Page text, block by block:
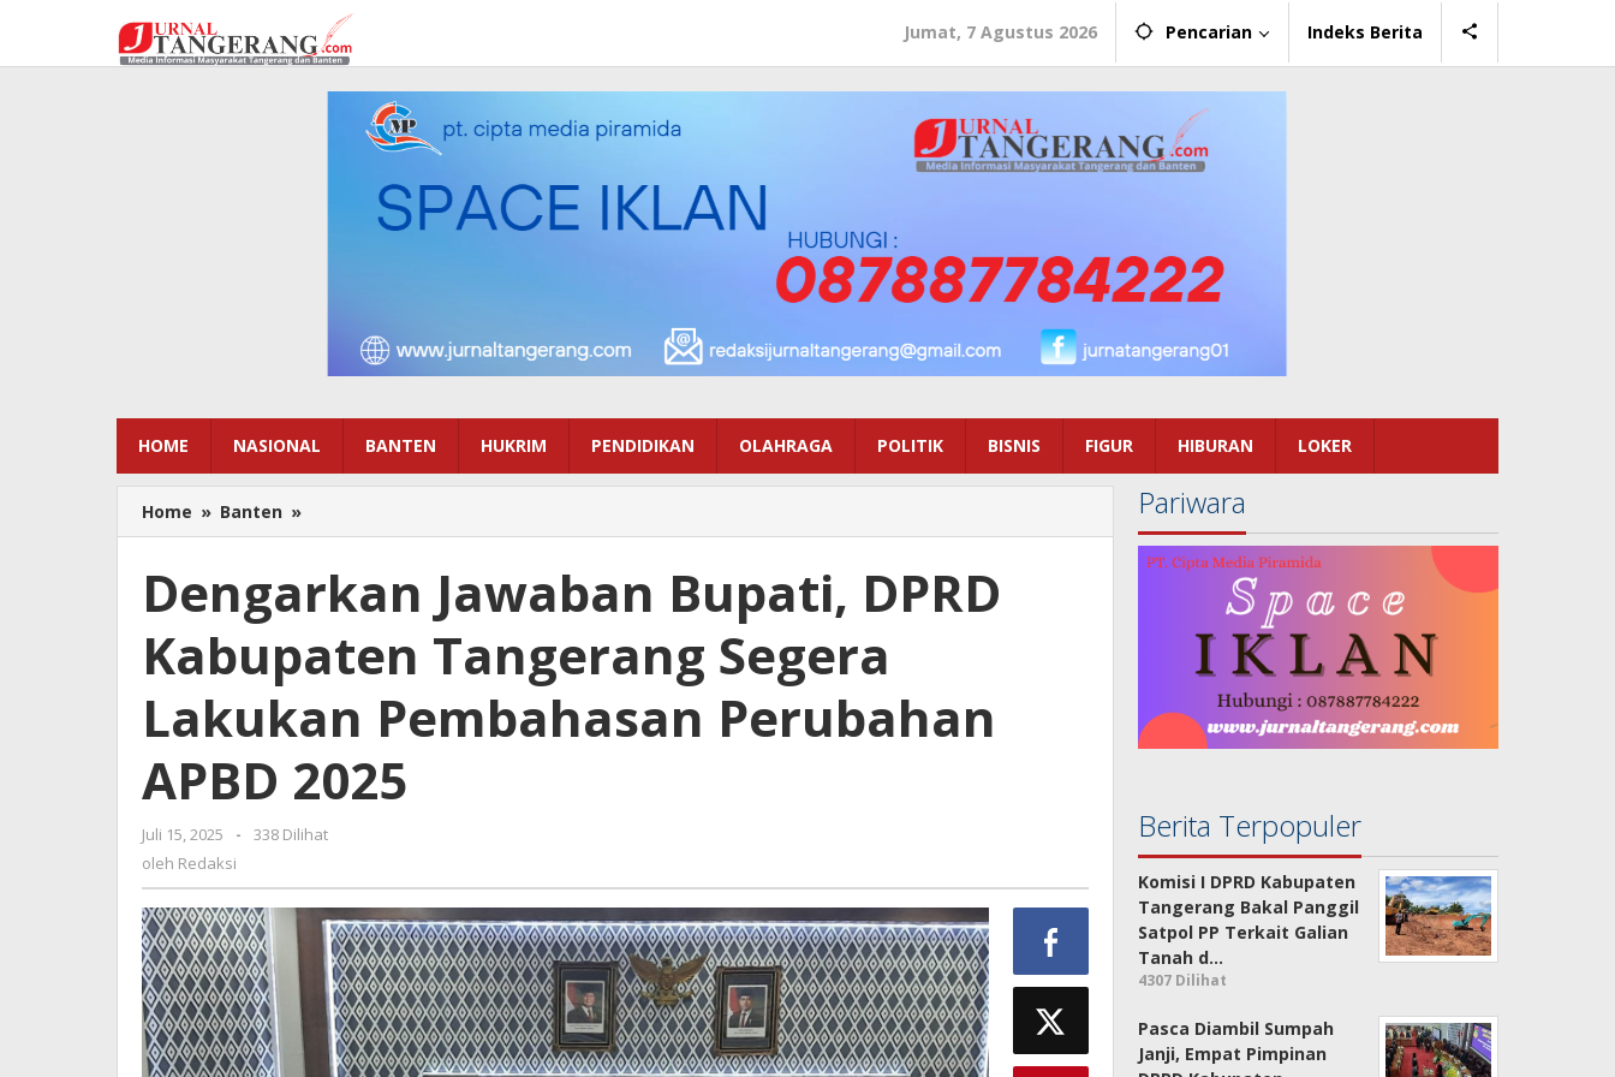
konten
Jumat, 7 Agustus 2026 Pencarian Indeks Berita
HOME NASIONAL BANTEN HUKRIM PENDIDIKAN OLAHRAGA POLITIK BISNIS FIGUR HIBURAN LOKER
Home » Banten »
Jawaban
DPRD
Kabupaten
Tangerang
Segera
Pembahasan
Perubahan
APBD
2025
Dengarkan Jawaban Bupati, DPRD
Kabupaten Tangerang Segera
Lakukan Pembahasan Perubahan
APBD 2025
Juli 15, 2025
oleh
-
338 Dilihat
oleh Redaksi
Pariwara
Berita Terpopuler
Komisi I DPRD Kabupaten
Tangerang Bakal Panggil
Satpol PP Terkait Galian
Tanah d…
4307 Dilihat
Pasca Diambil Sumpah
Janji, Empat Pimpinan